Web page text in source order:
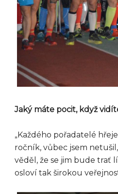
Jaký máte pocit, když
„Každého pořadatelé
ročník, vůbec jsem
věděl, že se jim bude trať
osloví tak širokou